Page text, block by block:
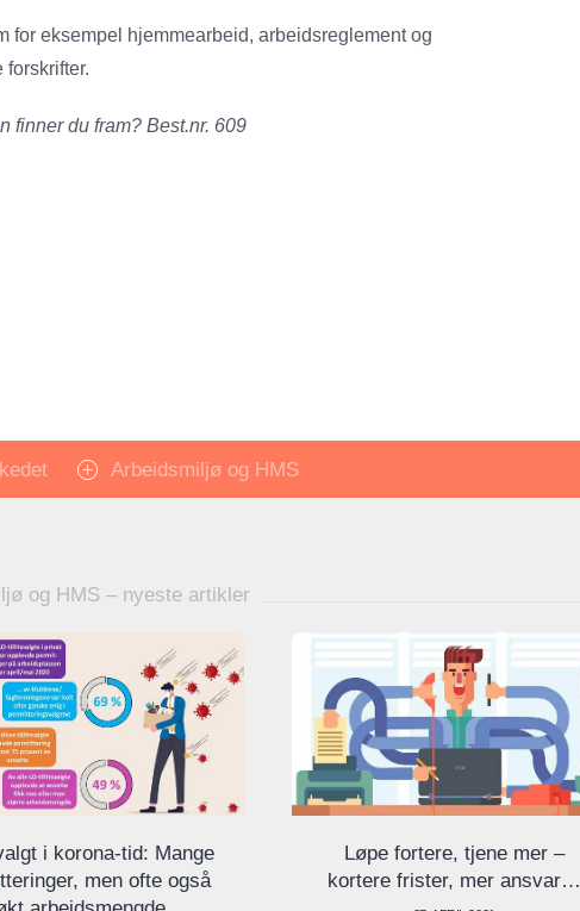
for eksempel hjemmearbeid, arbeidsreglement og
finner du fram? Best.nr. 609
Arbeidsmiljø og HMS
og HMS – nyeste artikler
i korona-tid: Mange
men ofte også
Løpe fortere, tjene mer –
kortere frister, mer ansvar…